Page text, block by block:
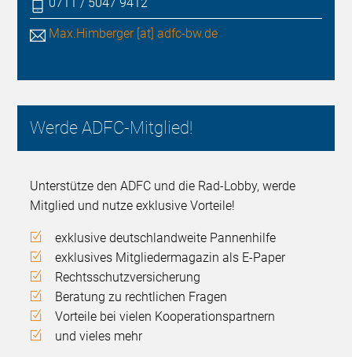
0711 / 5047 9412
Max.Himberger [at] adfc-bw.de
Werde ADFC-Mitglied!
Unterstütze den ADFC und die Rad-Lobby, werde
Mitglied und nutze exklusive Vorteile!
exklusive deutschlandweite Pannenhilfe
exklusives Mitgliedermagazin als E-Paper
Rechtsschutzversicherung
Beratung zu rechtlichen Fragen
Vorteile bei vielen Kooperationspartnern
und vieles mehr